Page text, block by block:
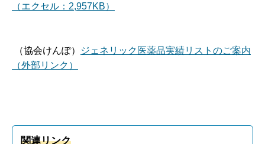
（エクセル：2,957KB）
（協会けんぽ）
ジェネリック医薬品実績リストのご案内
（外部リンク）
関連リンク